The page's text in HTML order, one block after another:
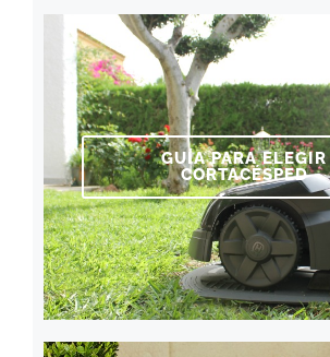
GUÍA PARA ELEGIR
CORTACÉSPED